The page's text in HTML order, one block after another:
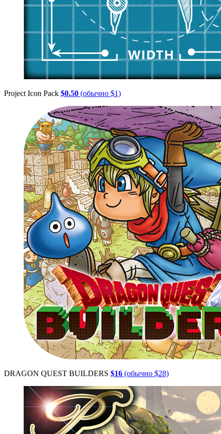
Project Icon Pack $0.50 (обычно $1)
DRAGON QUEST BUILDERS $16 (обычно $28)